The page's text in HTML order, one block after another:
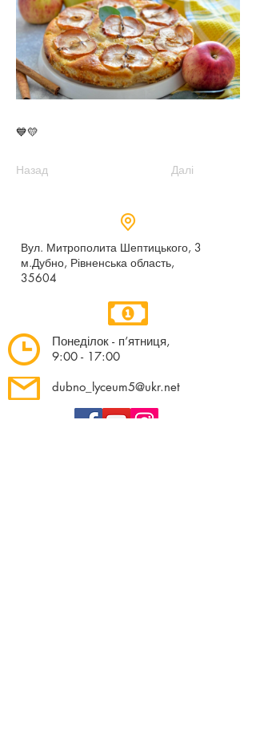
💙💛
Назад Далі
Вул. Митрополита Шептицького, 3
м.Дубно, Рівненська область,
35604
Понеділок - п’ятниця,
9:00 - 17:00
dubno_lyceum5@ukr.net